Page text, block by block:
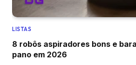
LISTAS
8 robôs aspiradores bons e
pano em 2026